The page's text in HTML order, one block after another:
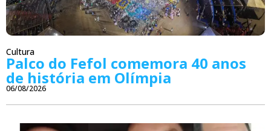
Cultura
Palco do Fefol comemora 40 anos
de história em Olímpia
06/08/2026